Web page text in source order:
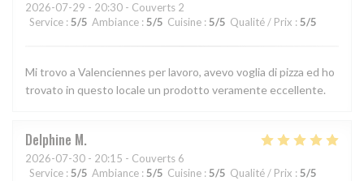
2026-07-29 - 20:30 - Couverts 2
Service : 5/5 Ambiance : 5/5 Cuisine : 5/5 Qualité / Prix : 5/5
Mi trovo a Valenciennes per lavoro, avevo voglia di pizza ed ho
trovato in questo locale un prodotto veramente eccellente.
Delphine M
2026-07-30 - 20:15 - Couverts 6
Service : 5/5 Ambiance : 5/5 Cuisine : 5/5 Qualité / Prix : 5/5